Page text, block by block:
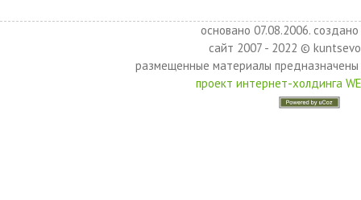
основано 07.08.2006.
сайт 2007 - 2022 ©
размещенные материалы
проект интернет-холдинга